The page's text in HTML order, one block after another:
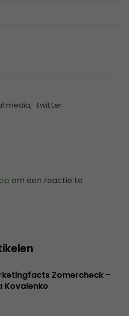
media, twitter
om een reactie te
Zomercheck –
Kovalenko